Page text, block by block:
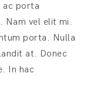
ac porta
Nam vel elit mi.
porta. Nulla
at. Donec
In hac